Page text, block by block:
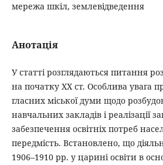
мережа шкіл, землевідведення
Анотація
У статті розглядаються питання
на початку ХХ ст. Особлива увага
гласних міської думи щодо
навчальних закладів і реалізації
забезпечення освітніх потреб
передмість. Встановлено, що
1906–1910 рр. у царині освіти в